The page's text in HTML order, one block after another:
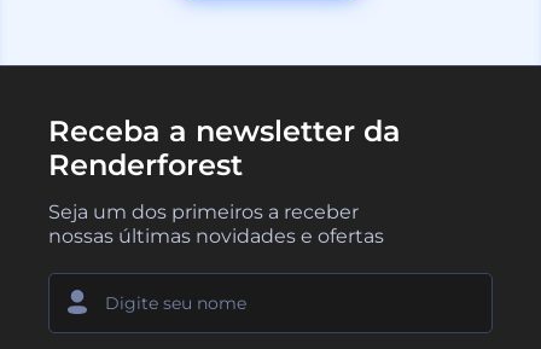
Receba a newsletter da
Renderforest
Seja um dos primeiros a receber
nossas últimas novidades e ofertas